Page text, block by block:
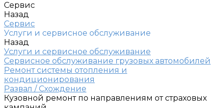
Сервис
Назад
Сервис
Услуги и сервисное обслуживание
Назад
Услуги и сервисное обслуживание
Сервисное обслуживание грузовых автомобилей
Ремонт системы отопления и
кондиционирования
Развал / Схождение
Кузовной ремонт по направлениям от страховых